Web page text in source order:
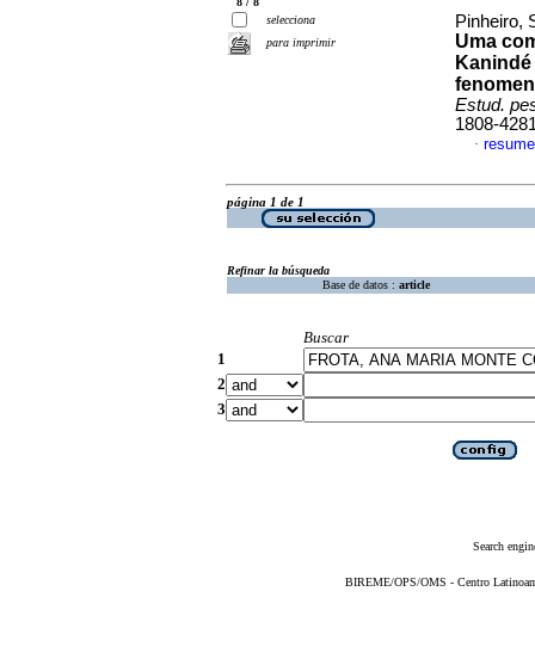
selecciona
para imprimir
Pinheiro,
Uma
Estud.
1808-
·
página 1 de 1
Refinar la búsqueda
Base de datos : article
Buscar
1
2
3
Search
BIREME/OPS/OMS - Centro